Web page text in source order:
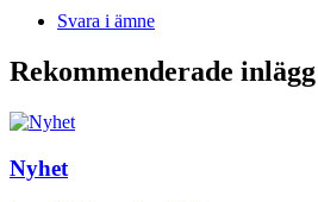
Svara i ämne
Rekommenderade inlägg
Nyhet